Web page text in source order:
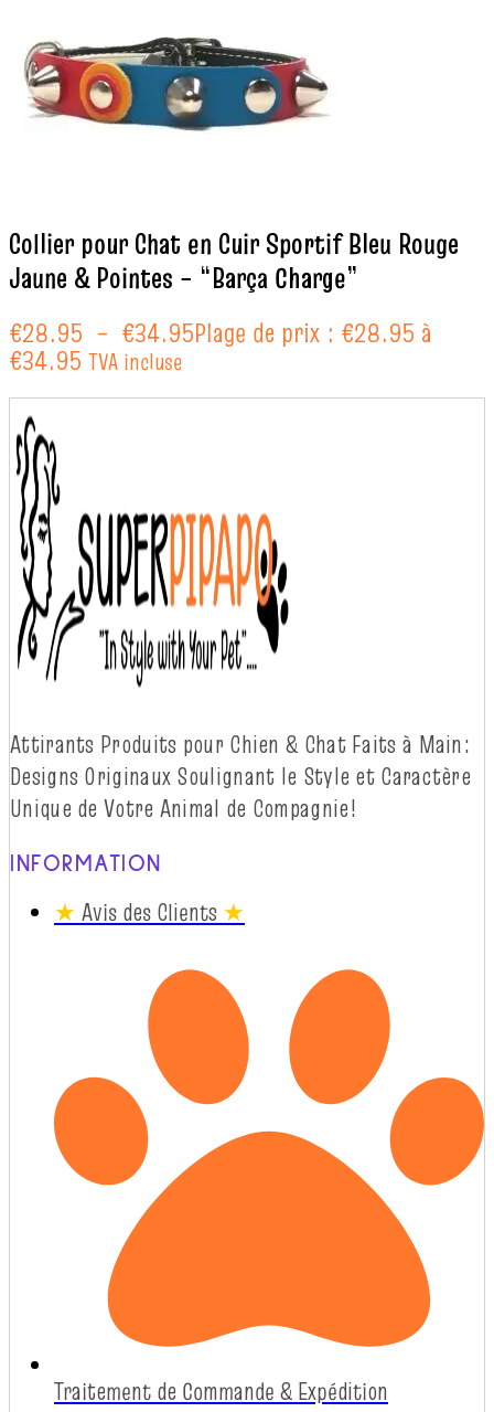
Collier pour Chat en Cuir Sportif Bleu Rouge
Jaune & Pointes – “Barça Charge”
€28.95 – €34.95Plage de prix : €28.95 à
€34.95 TVA incluse
Attirants Produits pour Chien & Chat Faits à Main:
Designs Originaux Soulignant le Style et Caractère
Unique de Votre Animal de Compagnie!
INFORMATION
★ Avis des Clients ★
Traitement de Commande & Expédition